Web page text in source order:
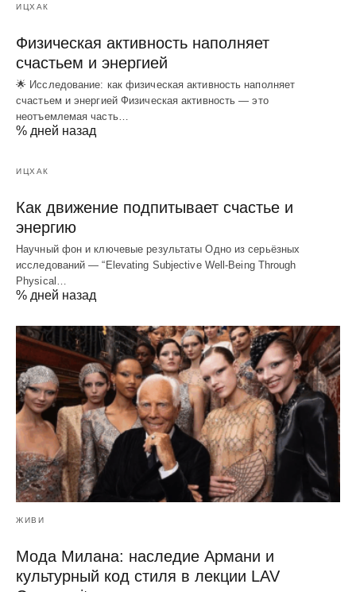
ИЦХАК
Физическая активность наполняет
счастьем и энергией
🌟 Исследование: как физическая активность наполняет
счастьем и энергией Физическая активность — это
неотъемлемая часть…
% дней назад
ИЦХАК
Как движение подпитывает счастье и
энергию
Научный фон и ключевые результаты Одно из серьёзных
исследований — “Elevating Subjective Well‑Being Through
Physical…
% дней назад
ЖИВИ
Мода Милана: наследие Армани и
культурный код стиля в лекции LAV